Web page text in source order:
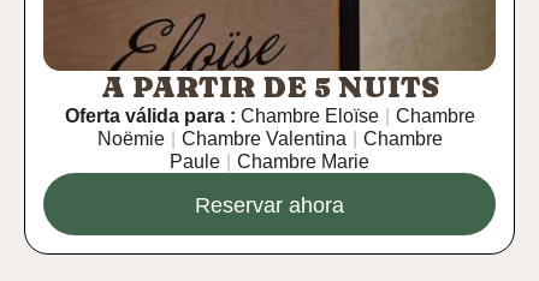
A PARTIR DE 5 NUITS
Oferta válida para : Chambre Eloïse
Chambre
Noëmie
Chambre Valentina
Chambre
Paule
Chambre Marie
Reservar ahora